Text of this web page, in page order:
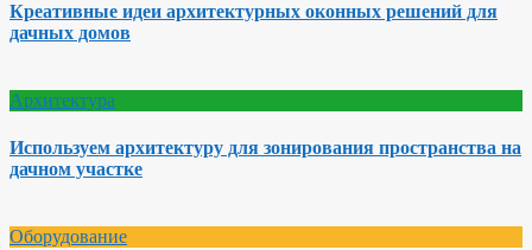
Креативные идеи архитектурных оконных решений для
дачных домов
Архитектура
Используем архитектуру для зонирования пространства на
дачном участке
Оборудование